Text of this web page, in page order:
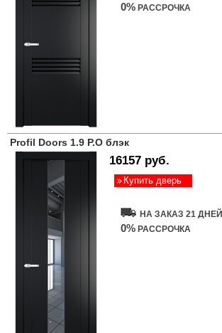
0% РАССРОЧКА
Profil Doors 1.9 P.O блэк
16157 руб.
Купить дверь
НА ЗАКАЗ 21 ДНЕЙ
0% РАССРОЧКА